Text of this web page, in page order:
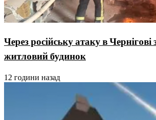
Через російську атаку в
житловий будинок
12 години назад